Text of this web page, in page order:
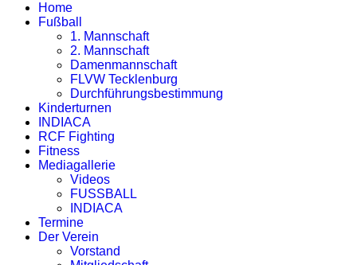
Home
Fußball
1. Mannschaft
2. Mannschaft
Damenmannschaft
FLVW Tecklenburg
Durchführungsbestimmung
Kinderturnen
INDIACA
RCF Fighting
Fitness
Mediagallerie
Videos
FUSSBALL
INDIACA
Termine
Der Verein
Vorstand